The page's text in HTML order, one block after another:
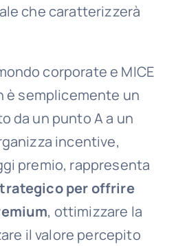
che caratterizzerà
corporate e MICE
è semplicemente un
da un punto A a un
incentive,
premio, rappresenta
per offrire
, ottimizzare la
il valore percepito